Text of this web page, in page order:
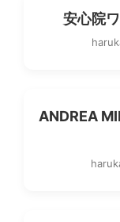
安心院
ANDREA